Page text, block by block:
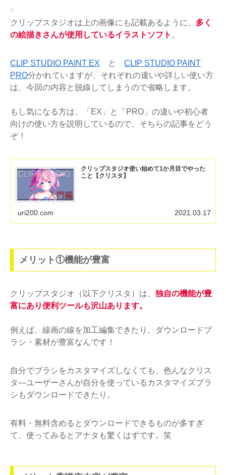
クリップスタジオは上の画像にも記載あるように、 多く
の絵描きさんが使用しているイラストソフト 。
CLIP STUDIO PAINT EX と CLIP STUDIO PAINT
PRO分かれていますが、それぞれの違いや詳しい使い方
は、今回の内容と脱線してしまうので省略します。
もし気になる方は、「EX」と「PRO」の違いや初心者
向けの使い方を説明しているので、そちらの記事をどう
ぞ！
クリップスタジオ使い始めて1か月目でやった
こと【クリスタ】
uri200.com 2021.03.17
メリット①機能が豊富
クリップスタジオ（以下クリスタ）は、 独自の機能が豊
富にあり便利ツールも沢山あります。
例えば、線画の線を加工編集できたり、ダウンロードブ
ラシ・素材が豊富なんです！
自分でブラシをカスタマイズしなくても、色んなクリス
タ―ユーザーさんが自分を使っているカスタマイズブラ
シもダウンロードできたり。
有料・無料含めるとダウンロードできるものが多すぎ
て、使ってみるとアナタも驚くはずです。笑